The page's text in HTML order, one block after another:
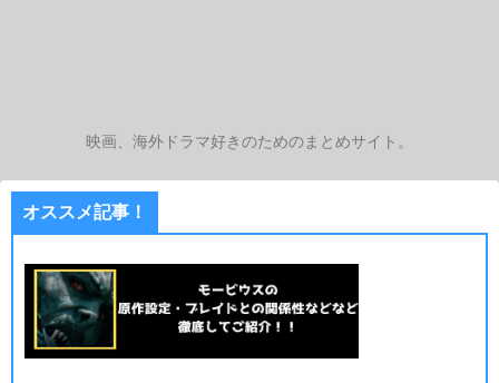
映画、海外ドラマ好きのためのまとめサイト。
オススメ記事！